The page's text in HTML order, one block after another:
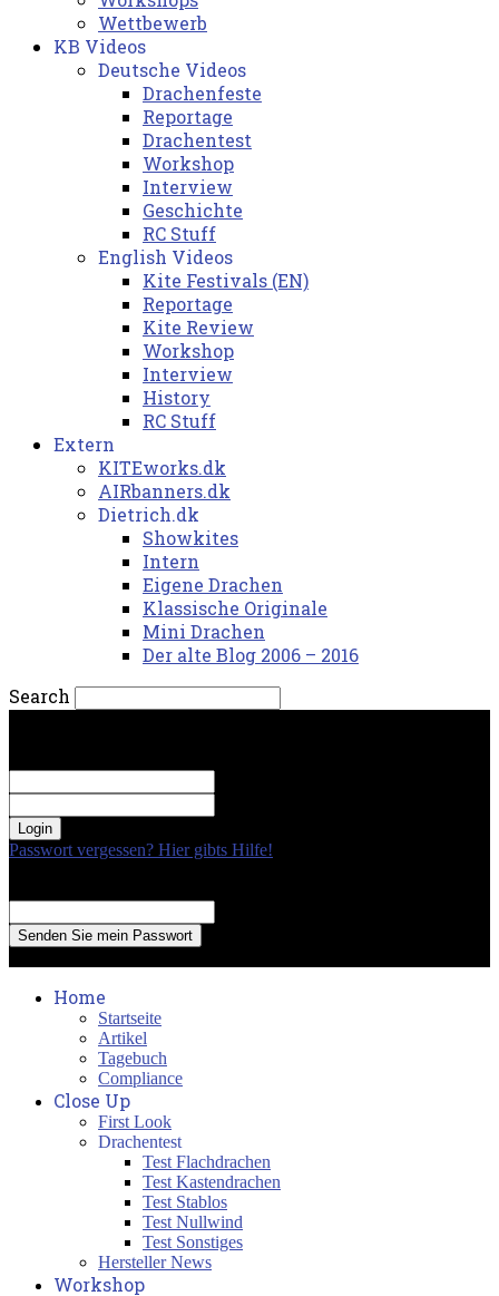
Wettbewerb
KB Videos
Deutsche Videos
Drachenfeste
Reportage
Drachentest
Workshop
Interview
Geschichte
RC Stuff
English Videos
Kite Festivals (EN)
Reportage
Kite Review
Workshop
Interview
History
RC Stuff
Extern
KITEworks.dk
AIRbanners.dk
Dietrich.dk
Showkites
Intern
Eigene Drachen
Klassische Originale
Mini Drachen
Der alte Blog 2006 – 2016
Search
Passwort vergessen? Hier gibts Hilfe!
Home
Startseite
Artikel
Tagebuch
Compliance
Close Up
First Look
Drachentest
Test Flachdrachen
Test Kastendrachen
Test Stablos
Test Nullwind
Test Sonstiges
Hersteller News
Workshop